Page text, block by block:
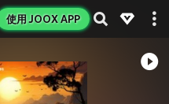
使用 JOOX APP